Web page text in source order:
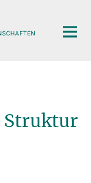
Struktur